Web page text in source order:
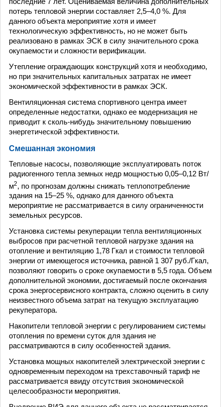
потерь тепловой энергии составляет 2,5–4,0 %. Для
данного объекта мероприятие хотя и имеет
технологическую эффективность, но не может быть
реализовано в рамках ЭСК в силу значительного срока
окупаемости и сложности верификации.
Утепление ограждающих конструкций хотя и необходимо,
но при значительных капитальных затратах не имеет
экономической эффективности в рамках ЭСК.
Вентиляционная система спортивного центра имеет
определенные недостатки, однако ее модернизация не
приводит к сколь-нибудь значительному повышению
энергетической эффективности.
Смешанная экономия
Тепловые насосы, позволяющие эксплуатировать поток
радиогенного тепла земных недр мощностью 0,05–0,12 Вт/
м2, по прогнозам должны снижать теплопотребление
здания на 15–25 %, однако для данного объекта
мероприятие не рассматривается в силу ограниченности
земельных ресурсов.
Установка системы рекуперации тепла вентиляционных
выбросов при расчетной тепловой нагрузке здания на
отопление и вентиляцию 1,78 Гкал и стоимости тепловой
энергии от имеющегося источника, равной 1 307 руб./Гкал,
позволяют говорить о сроке окупаемости в 5,5 года. Объем
дополнительной экономии, достигаемый после окончания
срока энергосервисного контракта, сложно оценить в силу
неизвестного объема затрат на текущую эксплуатацию
рекуператора.
Накопители тепловой энергии с регулированием системы
отопления по времени суток для здания не
рассматриваются в силу особенностей здания.
Установка мощных накопителей электрической энергии с
одновременным переходом на трехставочный тариф не
рассматривается ввиду отсутствия экономической
целесообразности мероприятия.